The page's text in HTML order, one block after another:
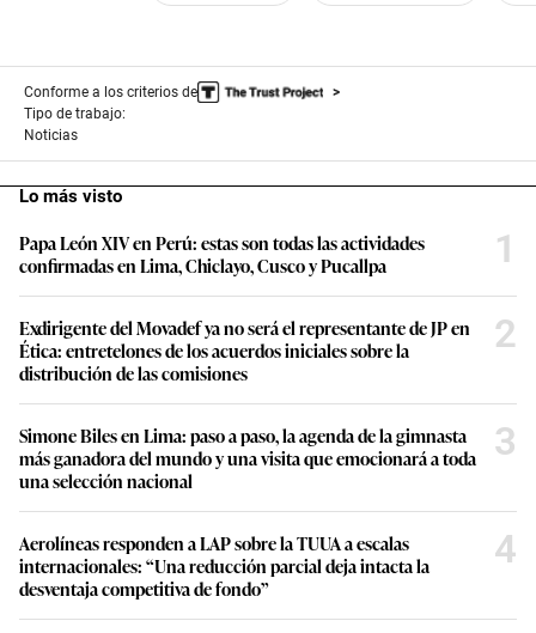
Conforme a los criterios de
Tipo de trabajo:
Noticias
Lo más visto
Papa León XIV en Perú: estas son todas las actividades
confirmadas en Lima, Chiclayo, Cusco y Pucallpa
1
Exdirigente del Movadef ya no será el representante de JP en
Ética: entretelones de los acuerdos iniciales sobre la
distribución de las comisiones
2
Simone Biles en Lima: paso a paso, la agenda de la gimnasta
más ganadora del mundo y una visita que emocionará a toda
una selección nacional
3
Aerolíneas responden a LAP sobre la TUUA a escalas
internacionales: “Una reducción parcial deja intacta la
desventaja competitiva de fondo”
4